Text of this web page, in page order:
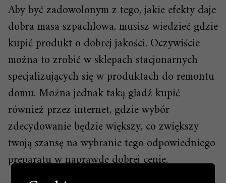
Aby być zadowolonym z tego, jakie efekty daje
dobra masa szpachlowa, musisz wiedzieć gdzie
kupić produkt o dobrej jakości. Oczywiście
można to zrobić w sklepach stacjonarnych
specjalizujących się w produktach do remontu
domu. Można jednak taką gładź kupić
również przez internet, gdzie wybór
zdecydowanie będzie większy, co zwiększy
twoją szansę na wybranie tego odpowiedniego
preparatu w naprawdę dobrej cenie.